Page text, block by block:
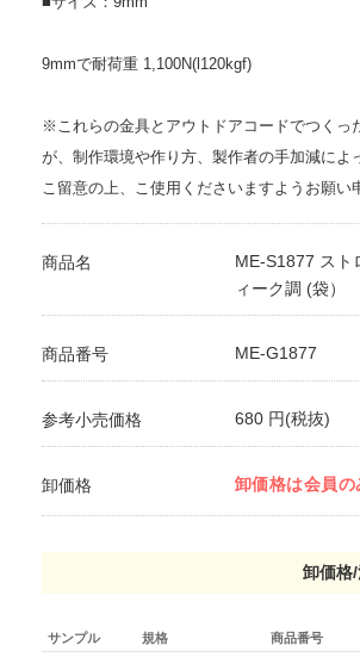
9mmで耐荷重 1,100N(l120kgf)
※これらの金具とアウトドアコードでつくっ
が、制作環境や作り方、製作者の手加減に
こ留意の上、こ使用くださいますようお願い
商品名
ME-S1877 スト
ィーク調 (袋）
商品番号 ME-G1877
参考小売価格 680 円(税抜)
卸価格 卸価格は会員の
卸価格
サンプル 規格 商品番号